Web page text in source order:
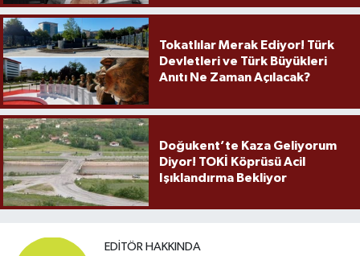
Tokatlılar Merak Ediyor! Türk
Devletleri ve Türk Büyükleri
Anıtı Ne Zaman Açılacak?
Doğukent’te Kaza Geliyorum
Diyor! TOKİ Köprüsü Acil
Işıklandırma Bekliyor
EDITÖR HAKKINDA